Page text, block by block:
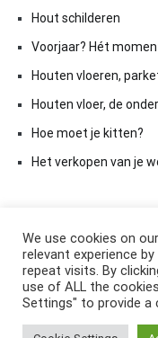
Hout schilderen
Voorjaar? Hét
Houten vloeren,
Houten vloer, de
Hoe moet je kitten?
Het verkopen van je
Copyright © 2026
We use cookies on
relevant experience
repeat visits. By
use of ALL the
Settings" to provide a